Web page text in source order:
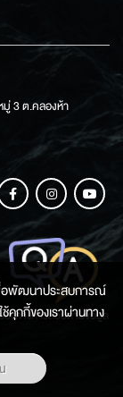
3 ต.คลองห้า
องทางการสอบถามข้อมูล
พื่อพัฒนาประสบการณ์
คุกกี้ของเราผ่านทาง